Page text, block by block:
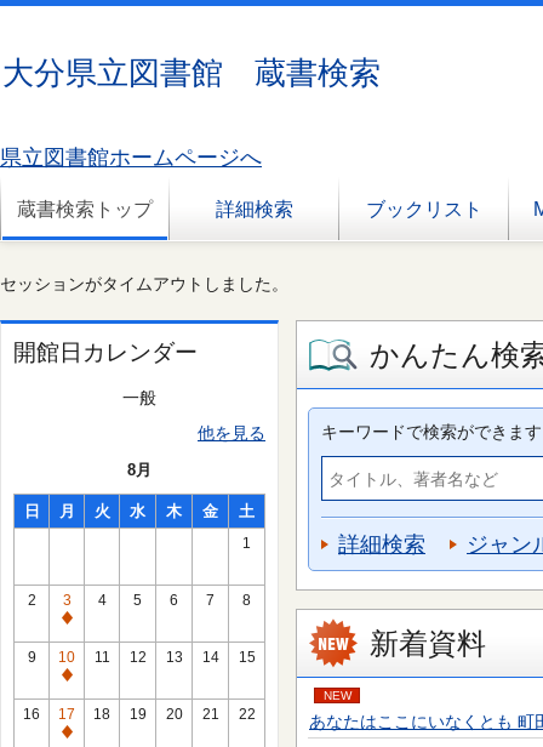
大分県立図書館 蔵書検索
県立図書館ホームページへ
蔵書検索トップ 詳細検索 ブックリスト
セッションがタイムアウトしました。
開館日カレンダー
一般
他を見る
8月
日 月 火 水 木 金 土
1
2
3
通
常
休
館
日
4 5 6 7 8
9
10
通
常
休
11 12 13 14 15
16
17
通
18 19 20 21 22
かんたん検
キーワードで検索ができます
詳細検索 ジャン
新着資料
NEW
あなたはここにいなくとも